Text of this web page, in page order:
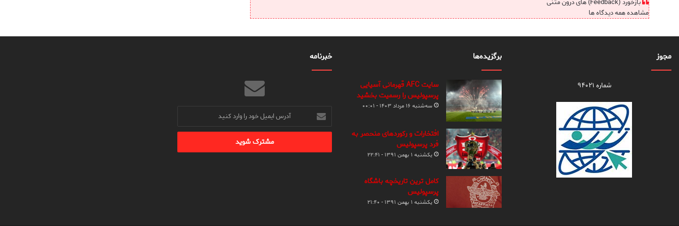
بازخورد (Feedback) های درون متنی
مشاهده همه دیدگاه ها
مجوز
شماره ۹۴۰۲۱
برگزیده‌ها
سایت AFC قهرمانی آسیایی
پرسپولیس را رسمیت بخشید
سه‌شنبه ۱۶ مرداد ۱۴۰۳ - ۰۰:۰۱
افتخارات و رکوردهای منحصر به
فرد پرسپولیس
یکشنبه ۱ بهمن ۱۳۹۱ - ۲۲:۴۱
کامل ترین تاریخچه باشگاه
پرسپولیس
یکشنبه ۱ بهمن ۱۳۹۱ - ۲۱:۴۰
خبرنامه
آدرس
ایمیل
خود
وارد